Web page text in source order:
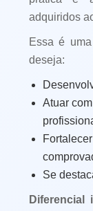
adquiridos
Essa é
deseja:
Atuar
Se
Diferencial